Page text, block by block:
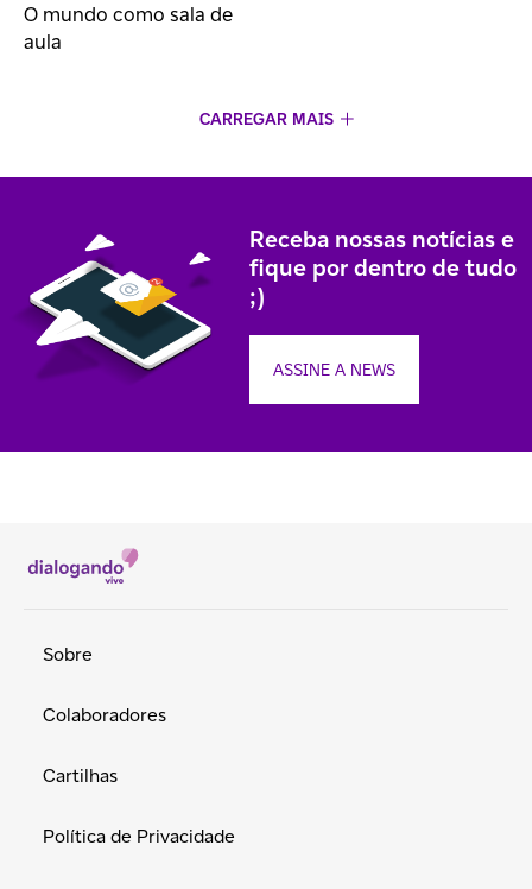
O mundo como sala de
aula
CARREGAR MAIS
Receba nossas notícias e
fique por dentro de tudo
;)
ASSINE A NEWS
Sobre
Colaboradores
Cartilhas
Política de Privacidade